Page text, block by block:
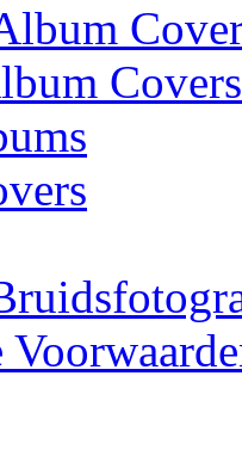
Covers